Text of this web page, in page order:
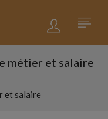
métier et salaire
et salaire